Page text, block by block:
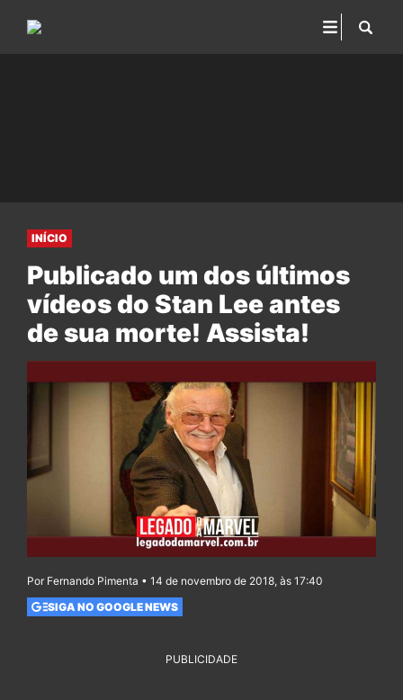
INÍCIO
Publicado um dos últimos
vídeos do Stan Lee antes
de sua morte! Assista!
Por Fernando Pimenta • 14 de novembro de 2018, às 17:40
SIGA NO GOOGLE NEWS
PUBLICIDADE